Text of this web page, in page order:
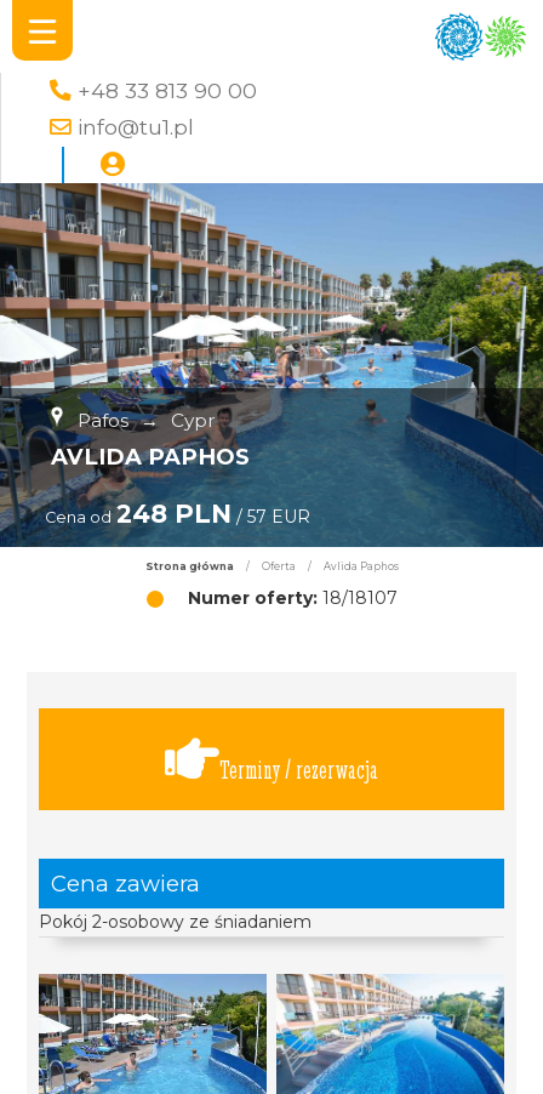
+48 33 813 90 00
info@tu1.pl
Pafos → Cypr
AVLIDA PAPHOS
Cena od 248 PLN / 57 EUR
Strona główna / Oferta / Avlida Paphos
Numer oferty:18/18107
Terminy / rezerwacja
Cena zawiera
Pokój 2-osobowy ze śniadaniem